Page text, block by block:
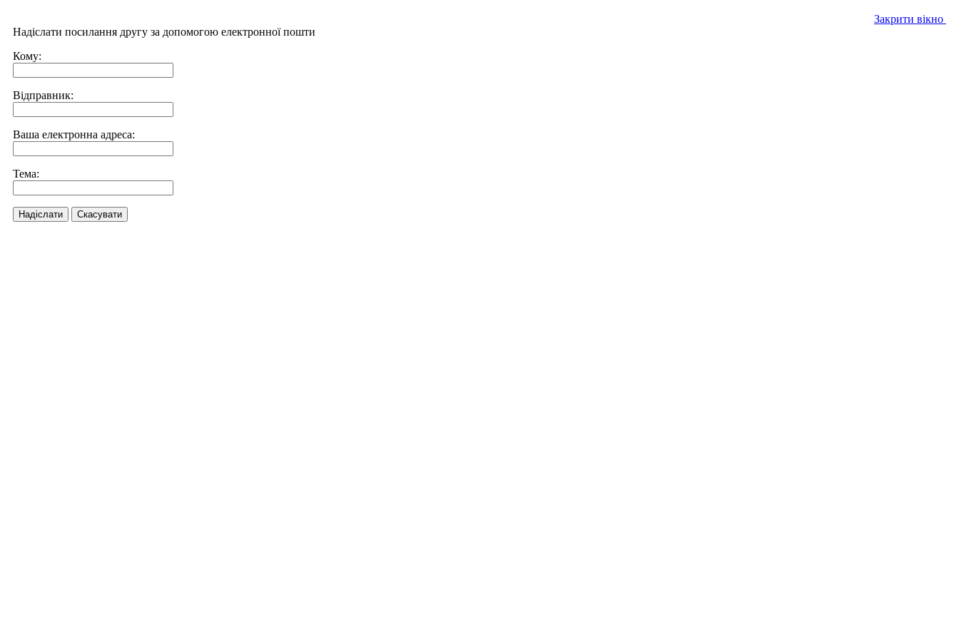
Закрити вікно
Надіслати посилання другу за допомогою електронної пошти
Кому:
Відправник:
Ваша електронна адреса:
Тема:
Надіслати Скасувати